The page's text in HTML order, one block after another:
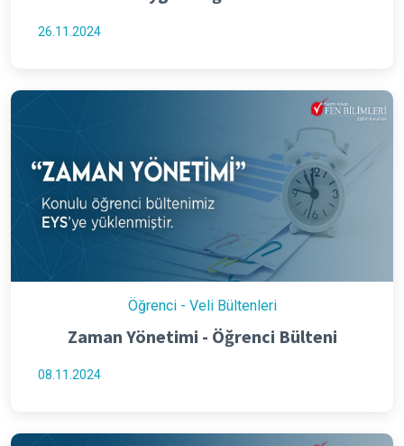
26.11.2024
Öğrenci - Veli Bültenleri
Zaman Yönetimi - Öğrenci Bülteni
08.11.2024